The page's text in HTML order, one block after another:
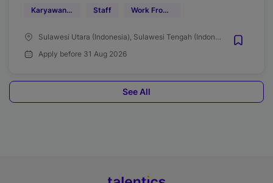
Karyawan Tetap Staff Work From Office (WFO)
Sulawesi Utara (Indonesia), Sulawesi Tengah (Indonesia), Gorontalo (Indonesia), Maluku Utara (Indonesia)
Apply before 31 Aug 2026
See All